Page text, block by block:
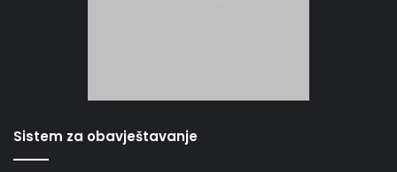
Sistem za obavještavanje